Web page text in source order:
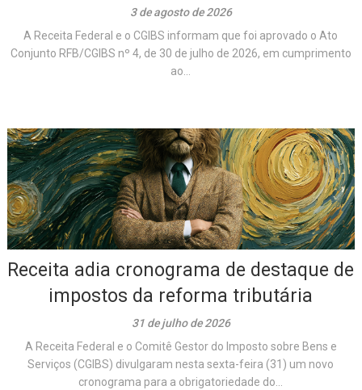
3 de agosto de 2026
A Receita Federal e o CGIBS informam que foi aprovado o Ato
Conjunto RFB/CGIBS nº 4, de 30 de julho de 2026, em cumprimento
ao...
Receita adia cronograma de destaque de
impostos da reforma tributária
31 de julho de 2026
A Receita Federal e o Comitê Gestor do Imposto sobre Bens e
Serviços (CGIBS) divulgaram nesta sexta-feira (31) um novo
cronograma para a obrigatoriedade do...